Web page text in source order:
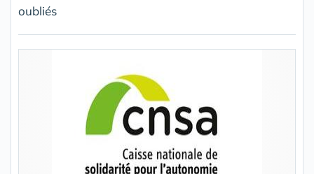
oubliés